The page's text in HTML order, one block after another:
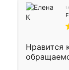
Огромная
Осталось
Подарили
из
Нравится